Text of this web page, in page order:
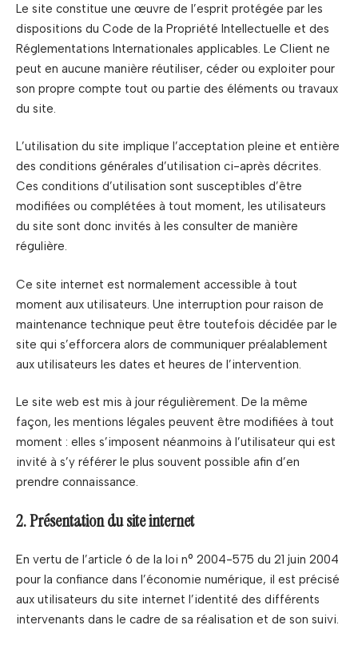
Le site constitue une œuvre de l’esprit protégée par les
dispositions du Code de la Propriété Intellectuelle et des
Réglementations Internationales applicables. Le Client ne
peut en aucune manière réutiliser, céder ou exploiter pour
son propre compte tout ou partie des éléments ou travaux
du site.
L’utilisation du site implique l’acceptation pleine et entière
des conditions générales d’utilisation ci-après décrites.
Ces conditions d’utilisation sont susceptibles d’être
modifiées ou complétées à tout moment, les utilisateurs
du site sont donc invités à les consulter de manière
régulière.
Ce site internet est normalement accessible à tout
moment aux utilisateurs. Une interruption pour raison de
maintenance technique peut être toutefois décidée par le
site qui s’efforcera alors de communiquer préalablement
aux utilisateurs les dates et heures de l’intervention.
Le site web est mis à jour régulièrement. De la même
façon, les mentions légales peuvent être modifiées à tout
moment : elles s’imposent néanmoins à l’utilisateur qui est
invité à s’y référer le plus souvent possible afin d’en
prendre connaissance.
2. Présentation du site internet
En vertu de l’article 6 de la loi n° 2004-575 du 21 juin 2004
pour la confiance dans l’économie numérique, il est précisé
aux utilisateurs du site internet l’identité des différents
intervenants dans le cadre de sa réalisation et de son suivi.